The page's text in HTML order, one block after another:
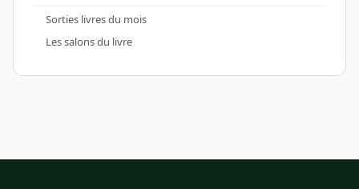
Sorties livres du mois
Les salons du livre